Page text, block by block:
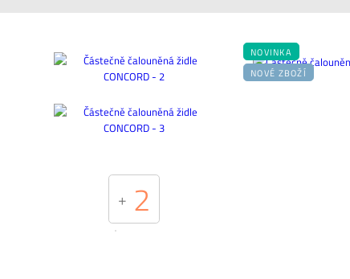
+ 2
NOVINKA
NOVÉ ZBOŽÍ